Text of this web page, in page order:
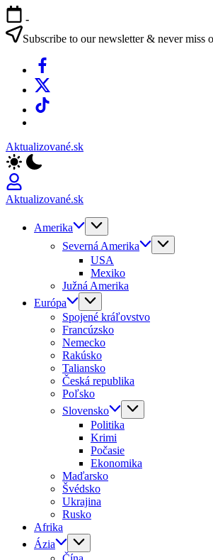
Skip
to
content
-
Subscribe to our newsletter & never miss
Facebook
X
TikTok
Aktualizované.sk
Aktualizované.sk
Amerika
Severná Amerika
USA
Mexiko
Južná Amerika
Európa
Spojené kráľovstvo
Francúzsko
Nemecko
Rakúsko
Taliansko
Česká republika
Poľsko
Slovensko
Politika
Krimi
Počasie
Ekonomika
Maďarsko
Švédsko
Ukrajina
Rusko
Afrika
Ázia